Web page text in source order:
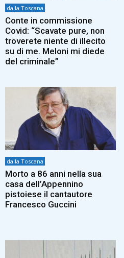
dalla Toscana
Conte in commissione
Covid: “Scavate pure, non
troverete niente di illecito
su di me. Meloni mi diede
del criminale”
dalla Toscana
Morto a 86 anni nella sua
casa dell’Appennino
pistoiese il cantautore
Francesco Guccini